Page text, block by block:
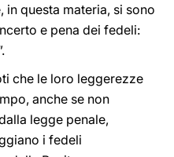
questa materia, si sono
e pena dei fedeli:
che le loro leggerezze
anche se non
legge penale,
i fedeli